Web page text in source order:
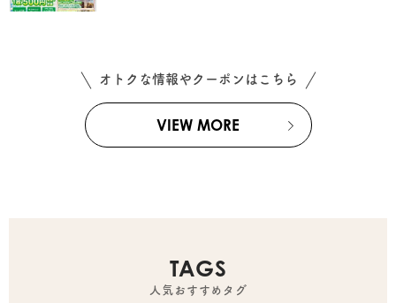
オトクな情報やクーポンはこちら
VIEW MORE
TAGS
人気おすすめタグ